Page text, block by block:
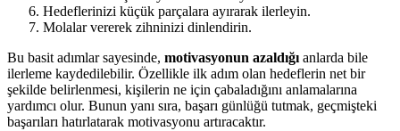
Hedeflerinizi küçük parçalara ayırarak ilerleyin.
Molalar vererek zihninizi dinlendirin.
Bu basit adımlar sayesinde, motivasyonun azaldığıanlarda bile
ilerleme kaydedilebilir. Özellikle ilk adım olan hedeflerin net bir
şekilde belirlenmesi, kişilerin ne için çabaladığını anlamalarına
yardımcı olur. Bunun yanı sıra, başarı günlüğü tutmak, geçmişteki
başarıları hatırlatarak motivasyonu artıracaktır.